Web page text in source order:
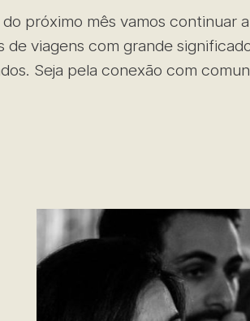
próximo mês vamos continuar
de viagens com grande
Seja pela conexão com